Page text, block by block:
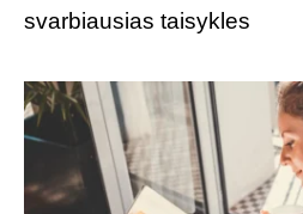
svarbiausias taisykles